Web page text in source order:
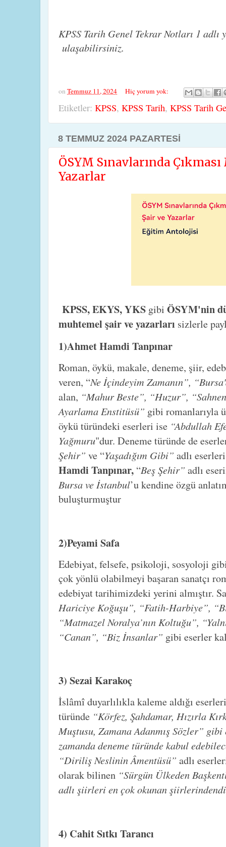
KPSS Tarih Genel Tekrar Notları 1 adlı
ulaşabilirsiniz.
on Temmuz 11, 2024 Hiç yorum yok:
Etiketler: KPSS, KPSS Tarih, KPSS Tarih
8 TEMMUZ 2024 PAZARTESI
ÖSYM Sınavlarında
Yazarlar
KPSS, EKYS, YKS gibi ÖSYM'nin
muhtemel şair ve yazarları sizlerle
1)Ahmet Hamdi Tanpınar
Roman, öykü, makale, deneme, şiir,
veren, “Ne İçindeyim Zamanın”,
alan, “Mahur Beste”, “Huzur”,
Ayarlama Enstitüsü” gibi romanlarıyla
öykü türündeki eserleri ise “Abdullah
Yağmuru"dur. Deneme türünde de
Şehir” ve “Yaşadığım Gibi” adlı
Hamdi Tanpınar, “Beş Şehir” adlı
Bursa ve İstanbul’u kendine özgü
buluşturmuştur
2)Peyami Safa
Edebiyat, felsefe, psikoloji, sosyoloji
çok yönlü olabilmeyi başaran sanatçı
edebiyat tarihimizdeki yerini almıştır.
Hariciye Koğuşu”, “Fatih-Harbiye”,
“Matmazel Noralya’nın Koltuğu”,
“Canan”, “Biz İnsanlar” gibi eserler
3) Sezai Karakoç
İslâmî duyarlılıkla kaleme aldığı
türünde “Körfez, Şahdamar, Hızırla
Muştusu, Zamana Adanmış Sözler”
zamanda deneme türünde kabul
“Diriliş Neslinin Âmentüsü” adlı
olarak bilinen “Sürgün Ülkeden
adlı şiirleri en çok okunan
4) Cahit Sıtkı Tarancı